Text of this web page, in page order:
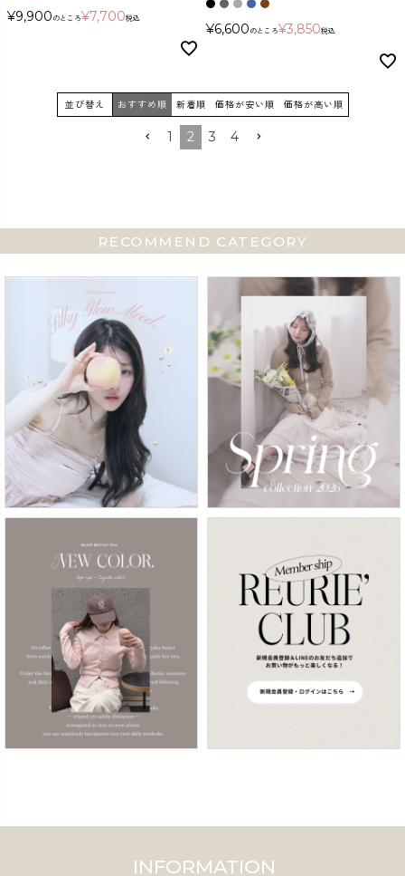
¥9,900 のところ¥7,700税込
¥6,600 のところ¥3,850税込
並び替え おすすめ順 新着順 価格が安い順 価格が高い順
1 2 3 4
RECOMMEND CATEGORY
INFORMATION